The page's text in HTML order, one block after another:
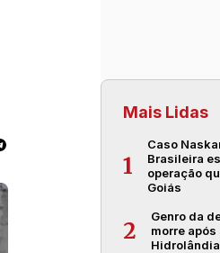
Mais Lidas
1
Caso
Brasileira
operação
Goiás
2
Genro da
morre
Hidrolândia